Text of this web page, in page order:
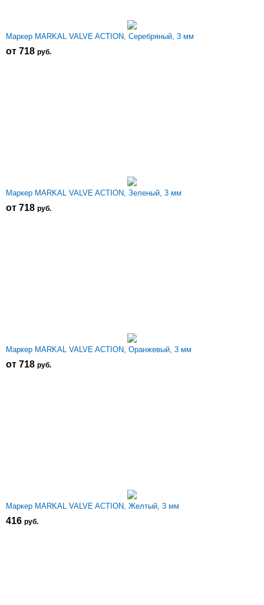
Маркер MARKAL VALVE ACTION, Серебряный, 3 мм
от 718 руб.
Маркер MARKAL VALVE ACTION, Зеленый, 3 мм
от 718 руб.
Маркер MARKAL VALVE ACTION, Оранжевый, 3 мм
от 718 руб.
Маркер MARKAL VALVE ACTION, Желтый, 3 мм
416 руб.